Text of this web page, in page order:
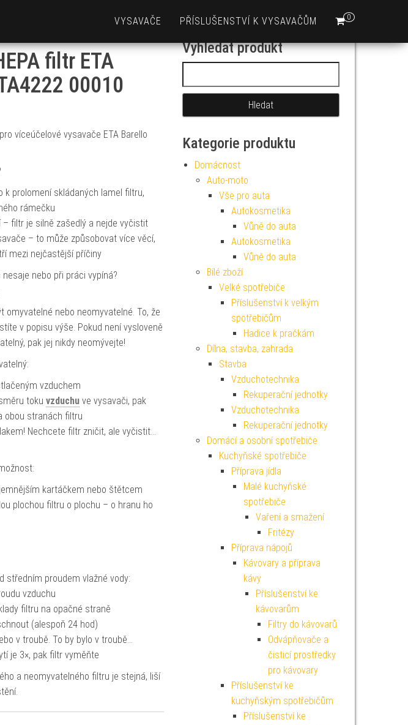
0
VYSAVAČE PŘÍSLUŠENSTVÍ K VYSAVAČŮM
filtr ETA
00010
víceúčelové vysavače ETA Barello
k prolomení skládaných lamel filtru,
rámečku
filtr je silně zašedlý a nejde vyčistit
– to může způsobovat více věcí,
mezi nejčastější příčiny
nebo při práci vypíná?
omyvatelné nebo neomyvatelné. To, že
v popisu výše. Pokud není vysloveně
pak jej nikdy neomývejte!
vzduchem
toku vzduchuve vysavači, pak
obou stranách filtru
Nechcete filtr zničit, ale vyčistit…
kartáčkem nebo štětcem
plochou filtru o plochu – o hranu ho
středním proudem vlažné vody:
vzduchu
filtru na opačné straně
(alespoň 24 hod)
v troubě. To by bylo v troubě…
je 3×, pak filtr vyměňte
a neomyvatelného filtru je stejná, liší
Vyhledat produkt
Kategorie produktu
Domácnost
Auto-moto
Vše pro auta
Autokosmetika
Vůně do auta
Autokosmetika
Vůně do auta
Bílé zboží
Velké spotřebiče
Příslušenství k velkým
spotřebičům
Hadice k pračkám
Dílna, stavba, zahrada
Stavba
Vzduchotechnika
Rekuperační jednotky
Vzduchotechnika
Rekuperační jednotky
Domácí a osobní spotřebiče
Kuchyňské spotřebiče
Příprava jídla
Malé kuchyňské
spotřebiče
Vaření a smažení
Fritézy
Příprava nápojů
Kávovary a příprava
kávy
Příslušenství ke
kávovarům
Filtry do kávovarů
Odvápňovače a
čisticí prostředky
pro kávovary
Příslušenství ke
kuchyňským spotřebičům
Příslušenství ke